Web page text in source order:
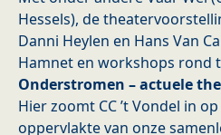
Hessels), de
Danni Heylen en Hans Van
Hamnet en workshops rond
Onderstromen – actuele
Hier zoomt CC ’t Vondel in
oppervlakte van onze